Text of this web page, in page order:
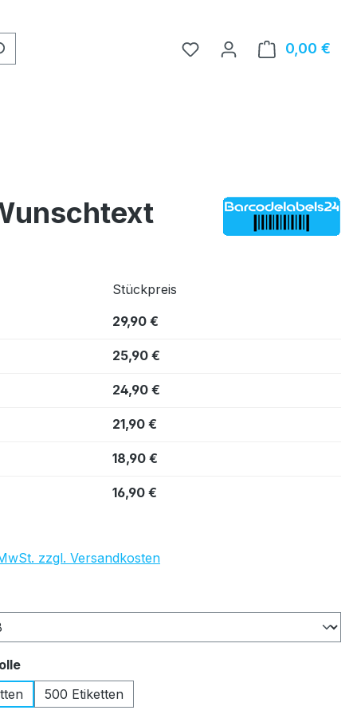
0,00 €
Stückpreis
29,90 €
25,90 €
24,90 €
21,90 €
18,90 €
16,90 €
zzgl. Versandkosten
auswählen
500 Etiketten